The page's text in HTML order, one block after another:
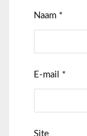
Naam *
E-mail *
Site